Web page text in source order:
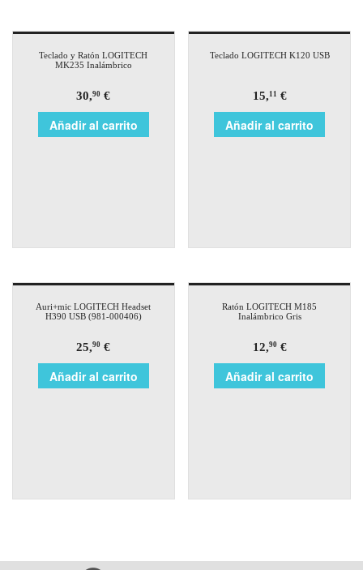
Teclado y Ratón LOGITECH
MK235 Inalámbrico
30,90 €
Añadir al carrito
Teclado LOGITECH K120 USB
15,11 €
Añadir al carrito
Auri+mic LOGITECH Headset
H390 USB (981-000406)
25,90 €
Añadir al carrito
Ratón LOGITECH M185
Inalámbrico Gris
12,90€
Añadir al carrito